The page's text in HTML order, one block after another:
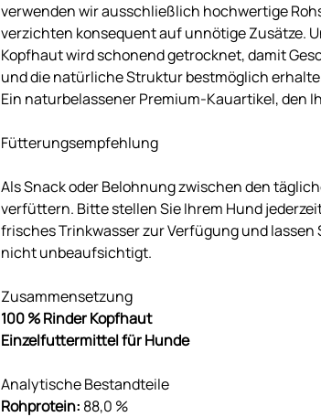
verwenden wir ausschließlich hochwertige
verzichten konsequent auf unnötige Zusätze.
Kopfhaut wird schonend getrocknet, damit
und die natürliche Struktur bestmöglich
Ein naturbelassener Premium-Kauartikel, den
Fütterungsempfehlung
Als Snack oder Belohnung zwischen den
verfüttern. Bitte stellen Sie Ihrem Hund
frisches Trinkwasser zur Verfügung und lassen
nicht unbeaufsichtigt.
Zusammensetzung
100 % Rinder Kopfhaut
Einzelfuttermittel für Hunde
Analytische Bestandteile
Rohprotein: 88,0 %